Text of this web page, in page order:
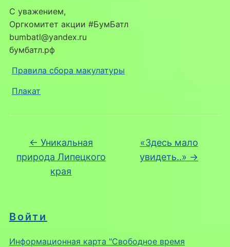
Войти
Информационная карта "Свободное время
С уважением,
Оргкомитет акции #БумБатл
bumbatl@yandex.ru
бумбатл.рф
Правила сбора макулатуры
Плакат
← Уникальная
природа Липецкого
края
«Здесь мало
увидеть..» →